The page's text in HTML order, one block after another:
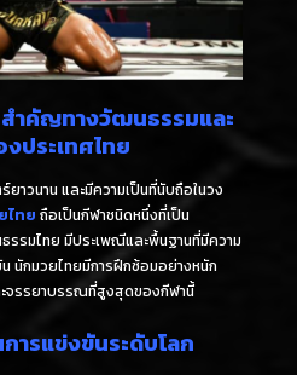
ำคัญทางวัฒนธรรมและ
ประเทศไทย
าวนาน และมีความเป็นที่นับถือในวง
ไทย ถือเป็นกีฬาชนิดหนึ่งที่เป็น
มไทย มีประเพณีและพื้นฐานที่มีความ
นักมวยไทยมีการฝึกซ้อมอย่างหนัก
จรรยาบรรณที่สูงสุดของกีฬานี้
ารแข่งขันระดับโลก